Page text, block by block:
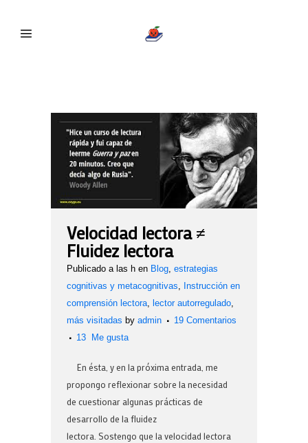
Velocidad lectora ≠
Fluidez lectora
Publicado a las h en Blog, estrategias
cognitivas y metacognitivas, Instrucción en
comprensión lectora, lector autorregulado,
más visitadas by admin
19 Comentarios
13
Me gusta
En ésta, y en la próxima entrada, me
propongo reflexionar sobre la necesidad
de cuestionar algunas prácticas de
desarrollo de la fluidez
lectora. Sostengo que la velocidad lectora